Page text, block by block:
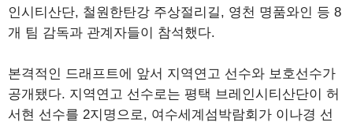
인시티산단, 철원한탄강 주상절리길, 영천 명품와인 등 8
개 팀 감독과 관계자들이 참석했다.
본격적인 드래프트에 앞서 지역연고 선수와 보호선수가
공개됐다. 지역연고 선수로는 평택 브레인시티산단이 허
서현 선수를 2지명으로, 여수세계섬박람회가 이나경 선